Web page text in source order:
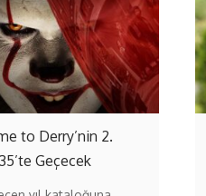
to Derry’nin 2.
Geçecek